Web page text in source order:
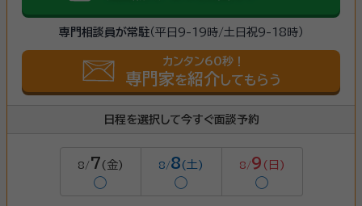
専門相談員が常駐（平日9-19時/土日祝9-18時）
カンタン60秒！
専門家を紹介 してもらう
日程を選択して今すぐ面談予約
8/7 (金)
◯
8/8(土)
◯
8/9 (日)
◯